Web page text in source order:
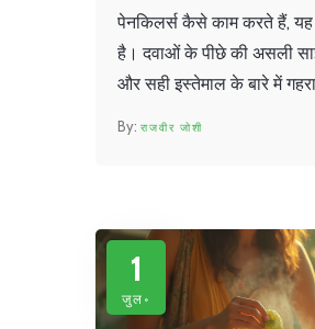
पेनकिलर्स कैसे काम करते हैं, यह
है। दवाओं के पीछे की असली
और सही इस्तेमाल के बारे में
राजवीर जोशी
1
जुल॰